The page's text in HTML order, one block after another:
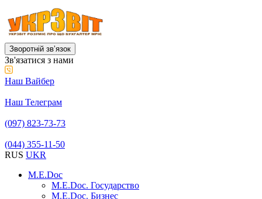
Зворотній звʼязок
Зв'язатися з нами
Наш Вайбер
Наш Телеграм
(097) 823-73-73
(044) 355-11-50
RUS UKR
M.E.Doc
M.E.Doc. Государство
M.E.Doc. Бизнес